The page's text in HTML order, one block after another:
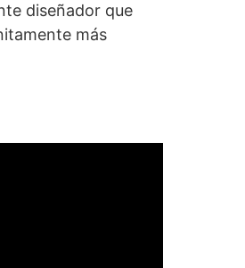
diseñador que
más